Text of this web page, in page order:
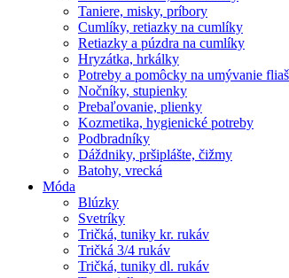
Taniere, misky, príbory
Cumlíky, retiazky na cumlíky
Retiazky a púzdra na cumlíky
Hryzátka, hrkálky
Potreby a pomôcky na umývanie fliaš
Nočníky, stupienky
Prebaľovanie, plienky
Kozmetika, hygienické potreby
Podbradníky
Dáždniky, pršiplášte, čižmy
Batohy, vrecká
Móda
Blúzky
Svetríky
Tričká, tuniky kr. rukáv
Tričká 3/4 rukáv
Tričká, tuniky dl. rukáv